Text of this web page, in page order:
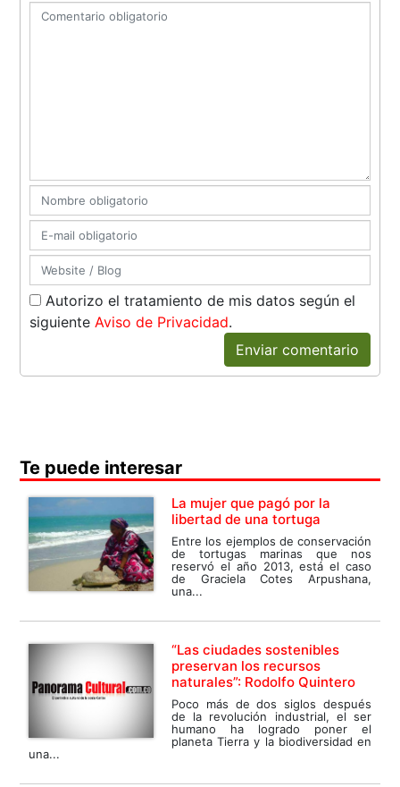
Autorizo el tratamiento de mis datos según el
siguiente Aviso de Privacidad.
Enviar comentario
Te puede interesar
La mujer que pagó por la
libertad de una tortuga
Entre los ejemplos de conservación
de tortugas marinas que nos
reservó el año 2013, está el caso
de Graciela Cotes Arpushana,
una...
“Las ciudades sostenibles
preservan los recursos
naturales”: Rodolfo Quintero
Poco más de dos siglos después
de la revolución industrial, el ser
humano ha logrado poner el
planeta Tierra y la biodiversidad en
una...